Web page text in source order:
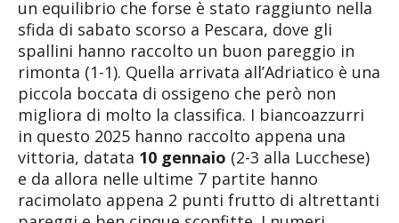
un equilibrio che forse è stato raggiunto nella
sfida di sabato scorso a Pescara, dove gli
spallini hanno raccolto un buon pareggio in
rimonta (1-1). Quella arrivata all’Adriatico è una
piccola boccata di ossigeno che però non
migliora di molto la classifica. I biancoazzurri
in questo 2025 hanno raccolto appena una
vittoria, datata 10 gennaio (2-3 alla Lucchese)
e da allora nelle ultime 7 partite hanno
racimolato appena 2 punti frutto di altrettanti